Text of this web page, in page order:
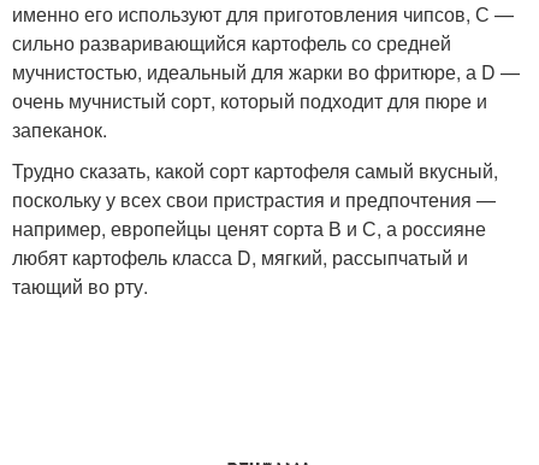
именно его используют для приготовления чипсов, С —
сильно разваривающийся картофель со средней
мучнистостью, идеальный для жарки во фритюре, а D —
очень мучнистый сорт, который подходит для пюре и
запеканок.
Трудно сказать, какой сорт картофеля самый вкусный,
поскольку у всех свои пристрастия и предпочтения —
например, европейцы ценят сорта В и С, а россияне
любят картофель класса D, мягкий, рассыпчатый и
тающий во рту.